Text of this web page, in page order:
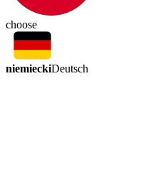
choose
niemieckiDeutsch